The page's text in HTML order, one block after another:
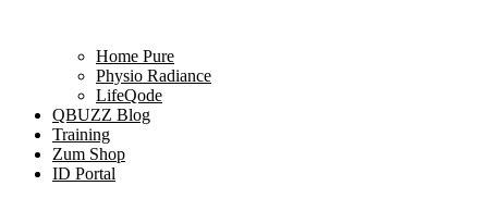
Home Pure
Physio Radiance
LifeQode
QBUZZ Blog
Training
Zum Shop
ID Portal